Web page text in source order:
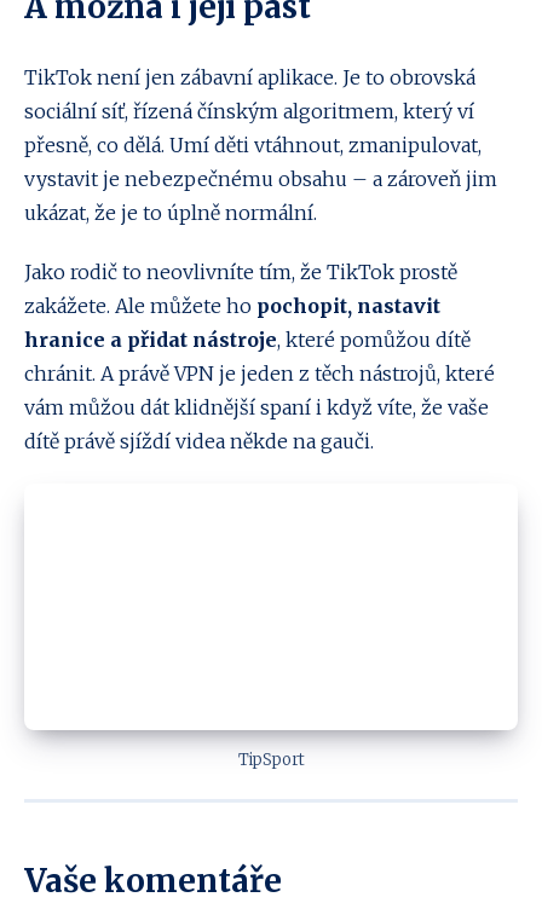
TikTok není jen zábavní aplikace. Je to obrovská
sociální síť, řízená čínským algoritmem, který ví
přesně, co dělá. Umí děti vtáhnout, zmanipulovat,
vystavit je nebezpečnému obsahu – a zároveň jim
ukázat, že je to úplně normální.
Jako rodič to neovlivníte tím, že TikTok prostě
zakážete. Ale můžete ho pochopit, nastavit
hranice a přidat nástroje, které pomůžou dítě
chránit. A právě VPN je jeden z těch nástrojů, které
vám můžou dát klidnější spaní i když víte, že vaše
dítě právě sjíždí videa někde na gauči.
TipSport
Vaše komentáře